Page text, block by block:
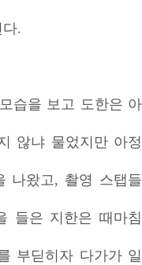
.
습을 보고 도한은 아
않냐 물었지만 아정
나왔고, 촬영 스탭들
들은 지한은 때마침
부딛히자 다가가 일